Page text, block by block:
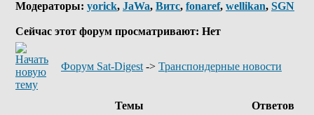
Модераторы: yorick, JaWa, Витс, fonaref, wellikan, SGN
Сейчас этот форум просматривают: Нет
Форум Sat-Digest -> Транспондерные новости
Темы Ответов